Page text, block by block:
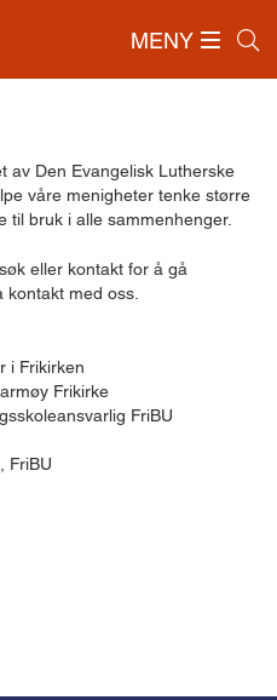
MENY
Om Teamarbeid
av Den Evangelisk Lutherske
våre menigheter tenke større
til bruk i alle sammenhenger.
eller kontakt for å gå
med oss.
i Frikirken
Frikirke
FriBU
FriBU